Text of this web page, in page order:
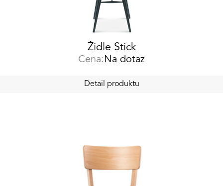
Židle Stick
Cena: Na dotaz
Detail produktu